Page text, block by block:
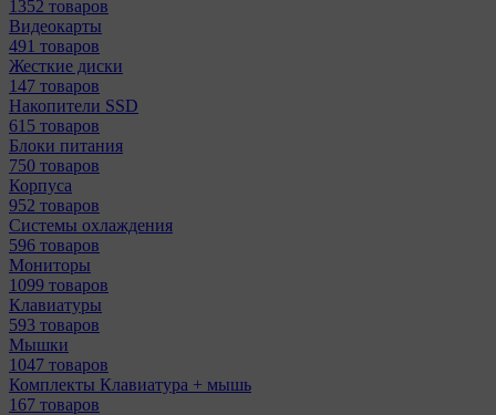
1352 товаров
Видеокарты
491 товаров
Жесткие диски
147 товаров
Накопители SSD
615 товаров
Блоки питания
750 товаров
Корпуса
952 товаров
Системы охлаждения
596 товаров
Мониторы
1099 товаров
Клавиатуры
593 товаров
Мышки
1047 товаров
Комплекты Клавиатура + мышь
167 товаров